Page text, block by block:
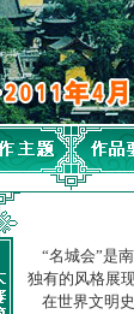
“名城会”是
独有的风格展
在世界文明